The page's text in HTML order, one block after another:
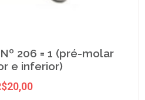
206 = 1 (pré-molar
e inferior)
20,00